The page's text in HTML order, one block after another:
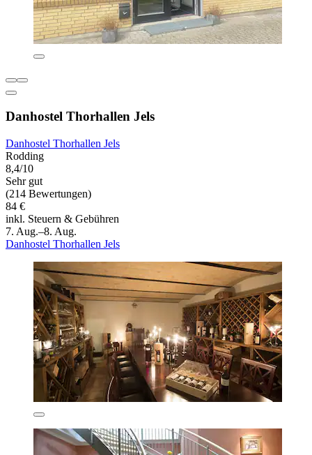
Danhostel Thorhallen Jels
Danhostel Thorhallen Jels
Rodding
8,4/10
Sehr gut
(214 Bewertungen)
84 €
inkl. Steuern & Gebühren
7. Aug.–8. Aug.
Danhostel Thorhallen Jels